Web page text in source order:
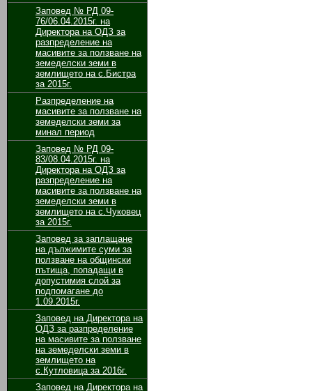
Заповед № РД 09-
76/06.04.2015г. на
Директора на ОДЗ за
разпределение на
масивите за ползване на
земеделски земи в
землището на с.Бистра
за 2015г.
Разпределение на
масивите за ползване на
земеделски земи за
минал период
Заповед № РД 09-
83/08.04.2015г. на
Директора на ОДЗ за
разпределение на
масивите за ползване на
земеделски земи в
землището на с.Чуковец
за 2015г.
Заповед за заплащане
на дължимите суми за
ползване на общински
пътища, попадащи в
допустимия слой за
подпомагане до
1.09.2015г.
Заповед на Директора на
ОДЗ за разпределение
на масивите за ползване
на земеделски земи в
землището на
с.Кутловица за 2016г.
Заповед на Директора на